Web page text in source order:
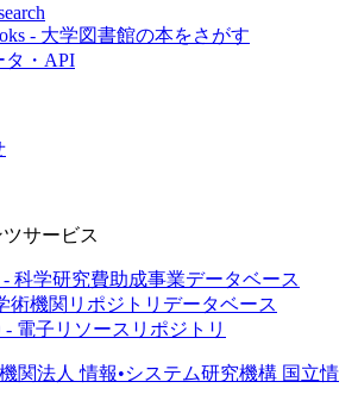
- 大学図書館の本をさがす
タ・API
サービス
科学研究費助成事業データベース
術機関リポジトリデータベース
- 電子リソースリポジトリ